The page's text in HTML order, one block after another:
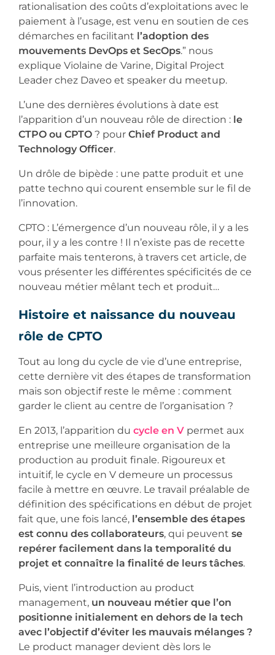
rationalisation des coûts d’exploitations avec le
paiement à l’usage, est venu en soutien de ces
démarches en facilitant l’adoption des
mouvements DevOps et SecOps.” nous
explique Violaine de Varine, Digital Project
Leader chez Daveo et speaker du meetup.
L’une des dernières évolutions à date est
l’apparition d’un nouveau rôle de direction : le
CTPO ou CPTO ? pour Chief Product and
Technology Officer.
Un drôle de bipède : une patte produit et une
patte techno qui courent ensemble sur le fil de
l’innovation.
CPTO : L’émergence d’un nouveau rôle, il y a les
pour, il y a les contre ! Il n’existe pas de recette
parfaite mais tenterons, à travers cet article, de
vous présenter les différentes spécificités de ce
nouveau métier mêlant tech et produit…
Histoire et naissance du nouveau
rôle de CPTO
Tout au long du cycle de vie d’une entreprise,
cette dernière vit des étapes de transformation
mais son objectif reste le même : comment
garder le client au centre de l’organisation ?
En 2013, l’apparition du cycle en V permet aux
entreprise une meilleure organisation de la
production au produit finale. Rigoureux et
intuitif, le cycle en V demeure un processus
facile à mettre en œuvre. Le travail préalable de
définition des spécifications en début de projet
fait que, une fois lancé, l’ensemble des étapes
est connu des collaborateurs, qui peuvent se
repérer facilement dans la temporalité du
projet et connaître la finalité de leurs tâches.
Puis, vient l’introduction au product
management, un nouveau métier que l’on
positionne initialement en dehors de la tech
avec l’objectif d’éviter les mauvais mélanges ?
Le product manager devient dès lors le